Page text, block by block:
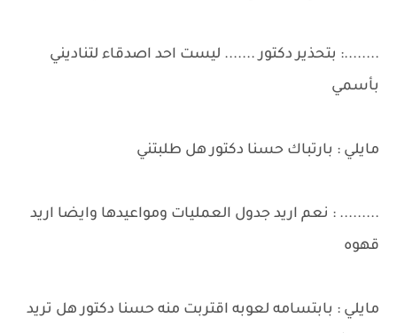
........: بتحذير دكتور ....... ليست احد اصدقاء لتناديني
بأسمي
مايلي : بارتباك حسنا دكتور هل طلبتني
......... : نعم اريد جدول العمليات ومواعيدها وايضا اريد
قهوه
مايلي : بابتسامه لعوبه اقتربت منه حسنا دكتور هل تريد